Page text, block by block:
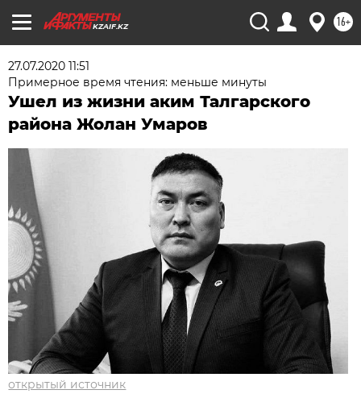
KZAIF.KZ 16+
27.07.2020 11:51
Примерное время чтения: меньше минуты
Ушел из жизни аким Талгарского
района Жолан Умаров
открытый источник